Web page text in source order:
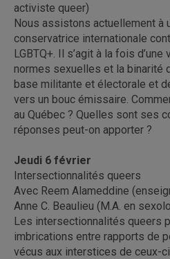
activiste queer)
Nous assistons actuellement à
conservatrice internationale
LGBTQ+. Il s’agit à la fois
normes sexuelles et la binarité
base militante et électorale et
vers un bouc émissaire.
au Québec ? Quelles sont ses
réponses peut-on apporter ?
Jeudi 6 février
Intersectionnalités queers
Avec Reem Alameddine
Anne C. Beaulieu (M.A. en
Les intersectionnalités queers
imbrications entre rapports de
vécus aux interstices de ceux-